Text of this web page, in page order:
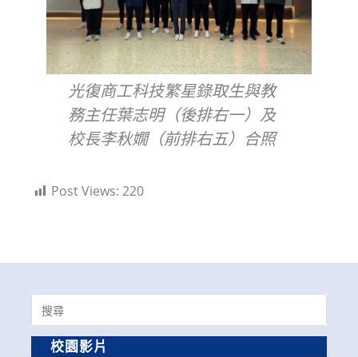
光復商工科技繁星錄取生與教
務主任葉志明（後排右一）及
校長李秋嫺（前排右五）合照
Post Views: 220
Search
for:
校園影片